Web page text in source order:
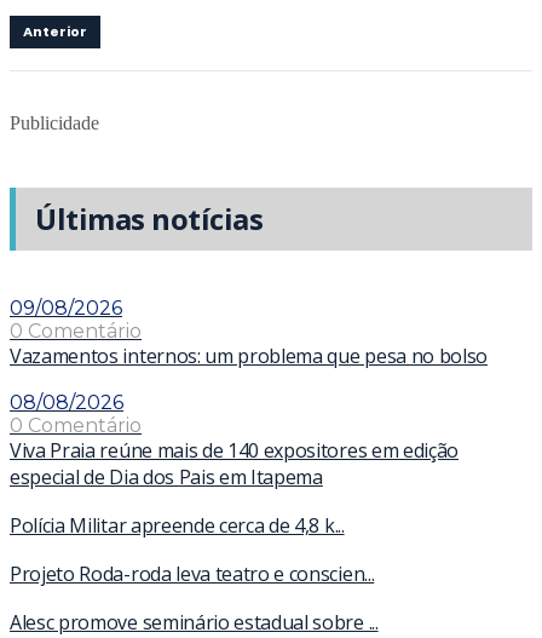
Anterior
Publicidade
Últimas notícias
09/08/2026
0 Comentário
Vazamentos internos: um problema que pesa no bolso
08/08/2026
0 Comentário
Viva Praia reúne mais de 140 expositores em edição
especial de Dia dos Pais em Itapema
Polícia Militar apreende cerca de 4,8 k...
Projeto Roda-roda leva teatro e conscien...
Alesc promove seminário estadual sobre ...